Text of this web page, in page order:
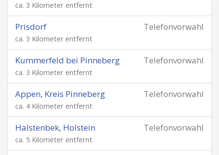
ca. 3 Kilometer entfernt
Telefonvorwahl
Prisdorf
ca. 3 Kilometer entfernt
Telefonvorwahl
Kummerfeld bei Pinneberg
ca. 3 Kilometer entfernt
Telefonvorwahl
Appen, Kreis Pinneberg
ca. 4 Kilometer entfernt
Telefonvorwahl
Halstenbek, Holstein
ca. 5 Kilometer entfernt